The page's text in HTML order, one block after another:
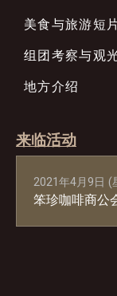
美食与旅游短
组团考察与观
地方介绍
来临活动
2021年4月9日 (
笨珍咖啡商公